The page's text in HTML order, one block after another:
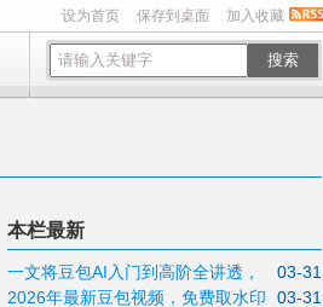
设为首页 保存到桌面 加入收藏
搜索
本栏最新
03-31
一文将豆包AI入门到高阶全讲透，
收藏待用
03-31
2026年最新豆包视频，免费取水印